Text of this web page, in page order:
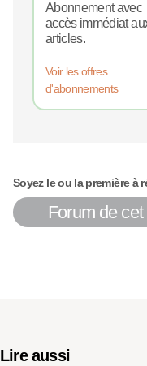
Abonnement avec
accès immédiat
articles.
Voir les offres
d'abonnements
Soyez le ou la première à
Forum de
Lire aussi